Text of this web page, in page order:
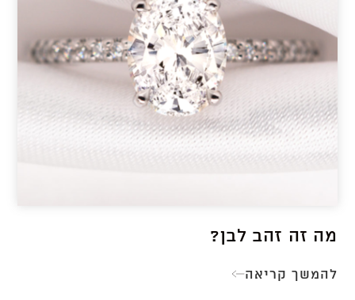
מה זה זהב לבן?
להמשך קריאה